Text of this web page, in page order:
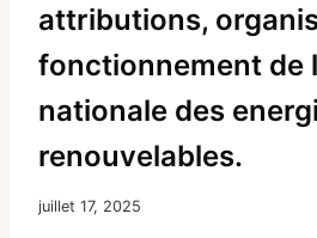
attributions,
fonctionnement de
nationale des
renouvelables.
juillet 17, 2025